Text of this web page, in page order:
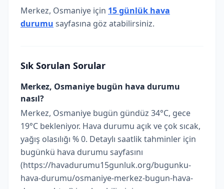
Merkez, Osmaniye için 15 günlük hava
durumu sayfasına göz atabilirsiniz.
Sık Sorulan Sorular
Merkez, Osmaniye bugün hava durumu
nasıl?
Merkez, Osmaniye bugün gündüz 34°C, gece
19°C bekleniyor. Hava durumu açık ve çok sıcak,
yağış olasılığı % 0. Detaylı saatlik tahminler için
bugünkü hava durumu sayfasını
(https://havadurumu15gunluk.org/bugunku-
hava-durumu/osmaniye-merkez-bugun-hava-